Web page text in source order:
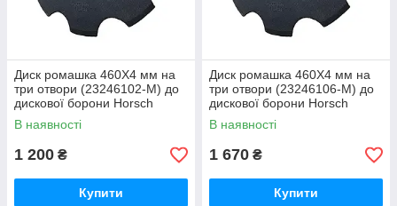
Диск ромашка 460Х4 мм на
три отвори (23246102-M) до
дискової борони Horsch
В наявності
1 200 ₴
Купити
Диск ромашка 460Х4 мм на
три отвори (23246106-M) до
дискової борони Horsch
В наявності
1 670 ₴
Купити